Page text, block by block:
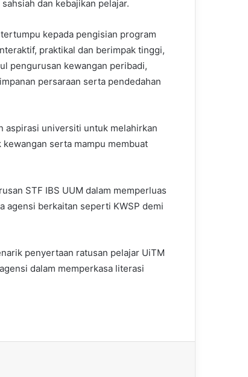
dan kebajikan pelajar.
kepada pengisian program
praktikal dan berimpak tinggi,
pengurusan kewangan peribadi,
persaraan serta pendedahan
aspirasi universiti untuk melahirkan
serta mampu membuat
STF IBS UUM dalam memperluas
agensi berkaitan seperti KWSP demi
penyertaan ratusan pelajar UiTM
dalam memperkasa literasi